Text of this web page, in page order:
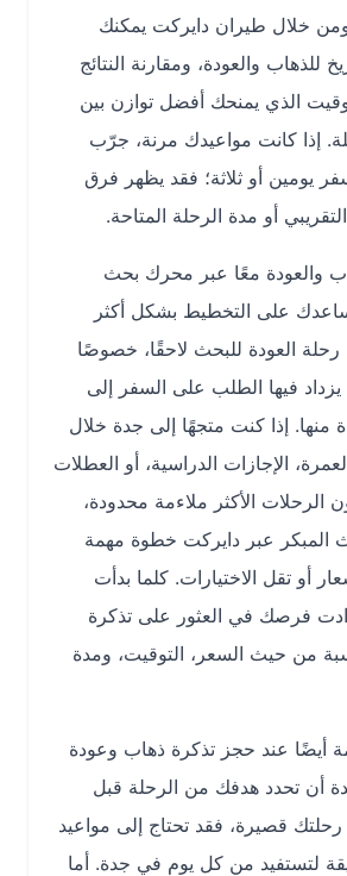
طيران دايركت يمكنك
والعودة، ومقارنة النتائج
يمنحك أفضل توازن بين
كانت مواعيدك مرنة، جرّب
أو ثلاثة؛ فقد يظهر فرق
أو مدة الرحلة المتاحة.
معًا عبر محرك بحث
على التخطيط بشكل أكثر
العودة للبحث لاحقًا، خصوصًا
فيها الطلب على السفر إلى
إذا كنت متجهًا إلى جدة خلال
الدراسية، أو العطلات
الأكثر ملاءمة محدودة،
عبر دايركت خطوة مهمة
تقل الاختيارات. كلما بدأت
فرصك في العثور على تذكرة
حيث السعر، التوقيت، ومدة
عند حجز تذكرة ذهاب وعودة
هدفك من الرحلة قبل
قصيرة، فقد تحتاج إلى مواعيد
من كل يوم في جدة. أما